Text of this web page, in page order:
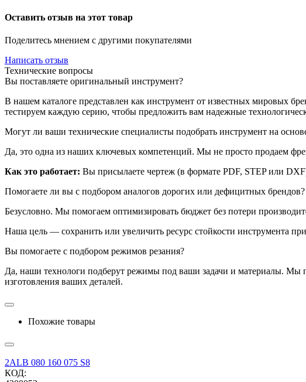
Оставить отзыв на этот товар
Поделитесь мнением с другими покупателями
Написать отзыв
Технические вопросы
Вы поставляете оригинальный инструмент?
В нашем каталоге представлен как инструмент от известных мировых
тестируем каждую серию, чтобы предложить вам надежные
Могут ли ваши технические специалисты подобрать инструмент на
Да, это одна из наших ключевых компетенций. Мы не просто продаем
Как это работает: Вы присылаете чертеж (в формате PDF, STEP или
Помогаете ли вы с подбором аналогов дорогих или дефицитных брендов?
Безусловно. Мы помогаем оптимизировать бюджет без потери
Наша цель — сохранить или увеличить ресурс стойкости инструмента
Вы помогаете с подбором режимов резания?
Да, наши технологи подберут режимы под ваши задачи и материалы. Мы
изготовления ваших деталей.
Похожие товары
2ALB 080 160 075 S8
КОД: